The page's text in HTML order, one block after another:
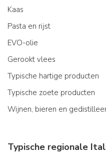
Kaas
Pasta en rijst
EVO-olie
Gerookt vlees
Typische hartige producten
Typische zoete producten
Wijnen, bieren en
Typische regionale